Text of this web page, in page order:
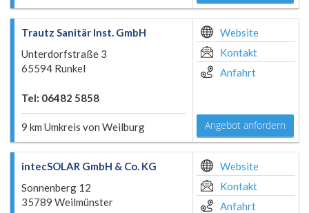
Trautz Sanitär Inst. GmbH
Unterdorfstraße 3
65594 Runkel
Tel: 06482 5858
9 km Umkreis von Weilburg
Website
Kontakt
Anfahrt
Angebot anfordern
intecSOLAR GmbH & Co. KG
Sonnenberg 12
35789 Weilmünster
Website
Kontakt
Anfahrt